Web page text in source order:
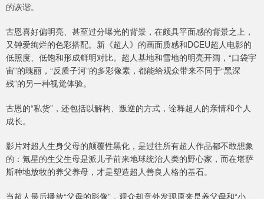
的诙谐。
古恩喜好偏明亮、甚至过分曝光的背景，在颇具平面感的背景之上，
又钟爱绚烂的色彩搭配。新《超人》的画面质感和DCEU超人电影的
低照度、低饱和形成鲜明对比。超人基地和雪地的明亮开阔，“口袋宇
宙”的瑰丽，“反质子河”的多彩像素，都能给观众带来不同于“黑深
残”的另一种视觉体验。
古恩的“私货”，还包括以解构、叛逆的方式，诠释超人的亲情和个人
成长。
影片对超人生身父母的颠覆性黑化，是过往所有超人作品都不敢想象
的：氪星的生父生母是派儿子前来地球统治人类的野心家，而在堪萨
斯种地放牧的养父养母，才是塑造超人善良人格的基石。
当超人最后播放“父母的影像”，观众却意外发现原来是养父母和“小